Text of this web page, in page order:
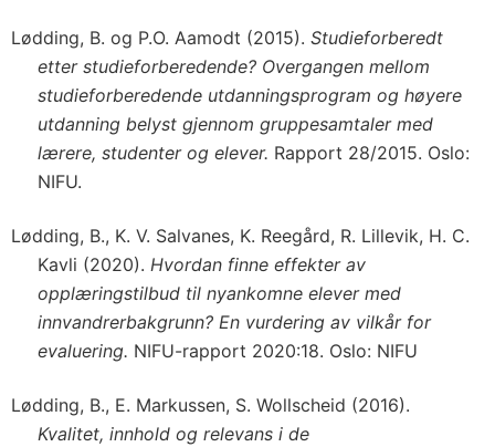
Lødding, B. og P.O. Aamodt (2015). Studieforberedt
etter studieforberedende? Overgangen mellom
studieforberedende utdanningsprogram og høyere
utdanning belyst gjennom gruppesamtaler med
lærere, studenter og elever. Rapport 28/2015. Oslo:
NIFU.
Lødding, B., K. V. Salvanes, K. Reegård, R. Lillevik, H. C.
Kavli (2020). Hvordan finne effekter av
opplæringstilbud til nyankomne elever med
innvandrerbakgrunn? En vurdering av vilkår for
evaluering. NIFU-rapport 2020:18. Oslo: NIFU
Lødding, B., E. Markussen, S. Wollscheid (2016).
Kvalitet, innhold og relevans i de